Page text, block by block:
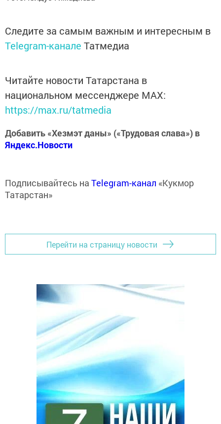
Следите за самым важным и интересным в
Telegram-канале Татмедиа
Читайте новости Татарстана в
национальном мессенджере MАХ:
https://max.ru/tatmedia
Добавить «Хезмэт даны» («Трудовая слава») в
Яндекс.Новости
Подписывайтесь на Telegram-канал «Кукмор
Татарстан»
Перейти на страницу новости